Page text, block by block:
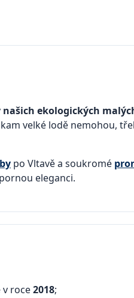
ekologických
velké lodě nemohou,
po Vltavě a soukromé
eleganci.
v roce2018;